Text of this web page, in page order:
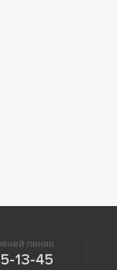
линии
13-45